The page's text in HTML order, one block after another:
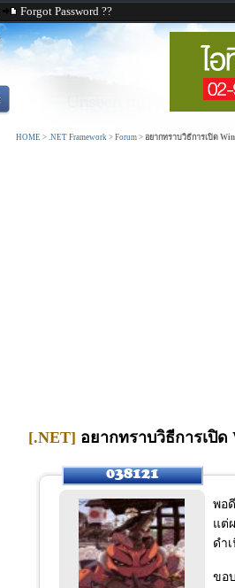
Forgot Password ??
HOME > .NET Framework > Forum > อยากทราบวิธีการเปิด
[.NET] อยากทราบวิธีการเปิ
พอ
แต่
ดำ
ขอ